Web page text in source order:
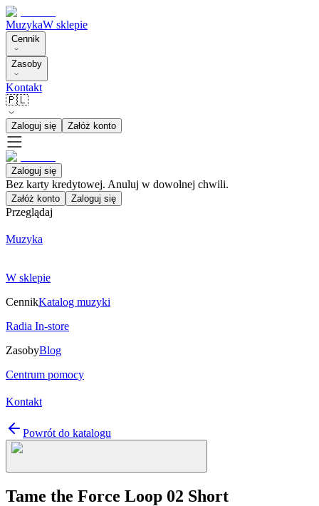
MuzykaW sklepie
Cennik
Zasoby
Kontakt
🇵🇱
Zaloguj się Załóż konto
Zaloguj się
Bez karty kredytowej. Anuluj w dowolnej chwili.
Załóż konto Zaloguj się
Przeglądaj
Muzyka
W sklepie
CennikKatalog muzyki
Radia In-store
ZasobyBlog
Centrum pomocy
Kontakt
Powrót do katalogu
Tame the Force Loop 02 Short